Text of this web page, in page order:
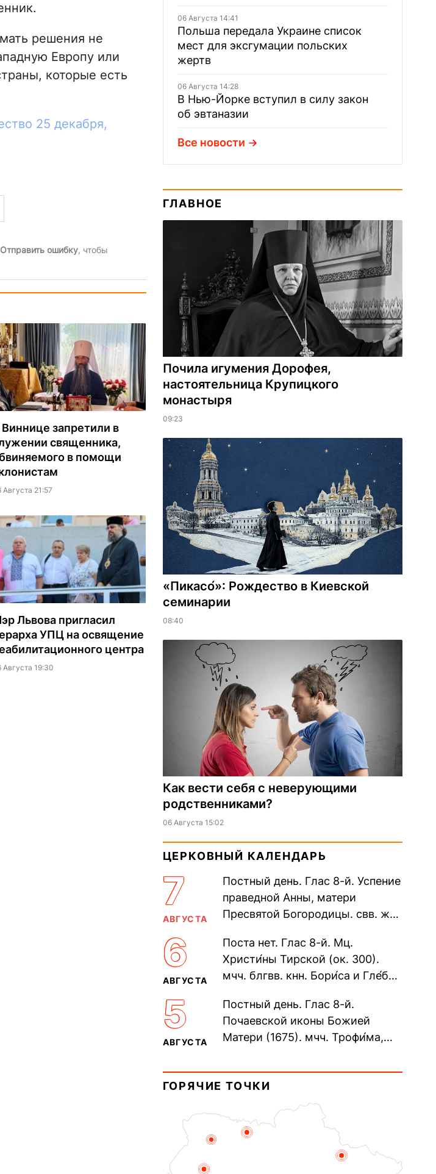
решения не
Европу или
которые есть
25 декабря,
Отправить ошибку, чтобы
Виннице запретили в
священника,
в помощи
Августа 21:57
Львова пригласил
УПЦ на освящение
центра
Августа 19:30
06 Августа 14:41
Польша передала Украине список
мест для эксгумации польских
жертв
06 Августа 14:28
В Нью-Йорке вступил в силу закон
об эвтаназии
Все новости
ГЛАВНОЕ
Почила игумения Дорофея,
настоятельница Крупицкого
монастыря
09:23
«Пикасо́»: Рождество в Киевской
семинарии
08:40
Как вести себя с неверующими
родственниками?
06 Августа 15:02
ЦЕРКОВНЫЙ КАЛЕНДАРЬ
7
АВГУСТА
Постный день. Глас 8-й. Успение
праведной Анны, матери
Пресвятой Богородицы. свв. жен
прп. Евпракси́и девы,...
6
АВГУСТА
Поста нет. Глас 8-й. Мц.
Христи́ны Тирской (ок. 300).
мчч. блгвв. кнн. Бори́са и Гле́ба,
Дави́да (1015). Прп....
5
АВГУСТА
Постный день. Глас 8-й.
Почаевской иконы Божией
Матери (1675). мчч. Трофи́ма,
мучеников (284–305). прав.
воина Фео́дора...
ГОРЯЧИЕ ТОЧКИ